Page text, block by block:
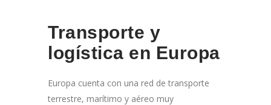
Transporte y
logística en Europa
Europa cuenta con una red de transporte
terrestre, marítimo y aéreo muy